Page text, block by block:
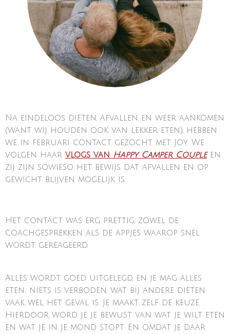
Na eindeloos diëten, afvallen en weer aankomen
(want wij houden ook van lekker eten), hebben
we in februari contact gezocht met Joy. We
volgen haar vlogs van Happy Camper Coupleen
zij zijn sowieso het bewijs dat afvallen en op
gewicht blijven mogelijk is.
Het contact was erg prettig, zowel de
coachgesprekken als de appjes waarop snel
wordt gereageerd.
Alles wordt goed uitgelegd, en je mag alles
eten; niets is verboden, wat bij andere diëten
vaak wel het geval is. Je maakt zelf de keuze.
Hierdoor word je je bewust van wat je wilt eten
en wat je in je mond stopt. En omdat je daar